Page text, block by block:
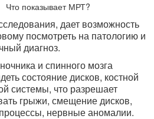
Что показывает МРТ?
дает возможность
посмотреть на патологию и
диагноз.
и спинного мозга
состояние дисков, костной
системы, что разрешает
грыжи, смещение дисков,
нервные аномалии.